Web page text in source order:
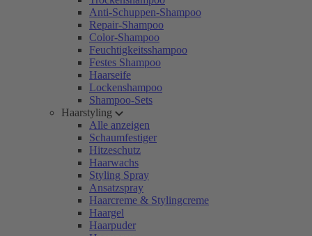
Anti-Schuppen-Shampoo
Repair-Shampoo
Color-Shampoo
Feuchtigkeitsshampoo
Festes Shampoo
Haarseife
Lockenshampoo
Shampoo-Sets
Haarstyling
Alle anzeigen
Schaumfestiger
Hitzeschutz
Haarwachs
Styling Spray
Ansatzspray
Haarcreme & Stylingcreme
Haargel
Haarpuder